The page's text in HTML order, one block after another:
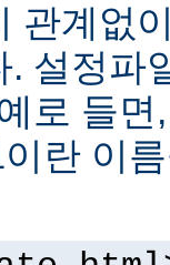
관계없
. 설정파
로 들
이란 이